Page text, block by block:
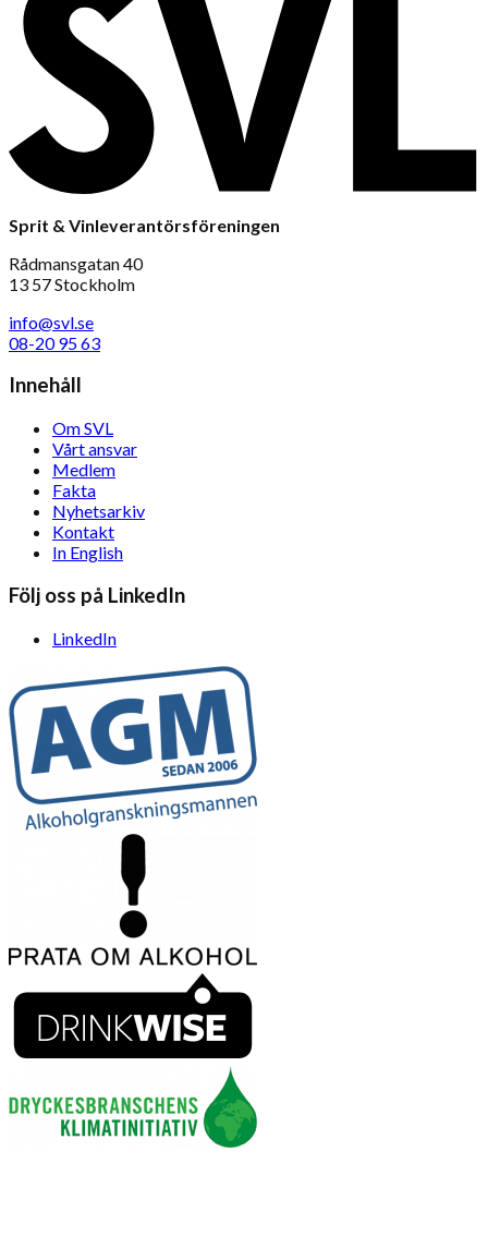
Sprit & Vinleverantörsföreningen
Rådmansgatan 40
13 57 Stockholm
info@svl.se
08-20 95 63
Innehåll
Om SVL
Vårt ansvar
Medlem
Fakta
Nyhetsarkiv
Kontakt
In English
Följ oss på LinkedIn
LinkedIn